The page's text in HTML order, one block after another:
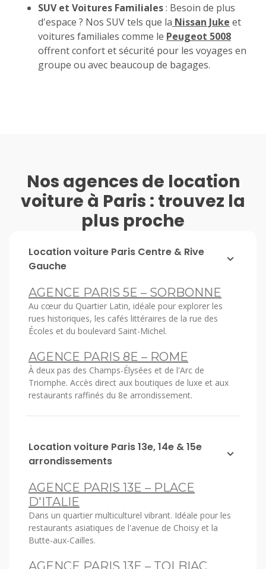
SUV et Voitures Familiales: Besoin de plus
d'espace ? Nos SUV tels que la Nissan Juke et
voitures familiales comme le Peugeot 5008
offrent confort et sécurité pour les voyages en
groupe ou avec beaucoup de bagages.
Nos agences de location
voiture à Paris : trouvez la
plus proche
Location voiture Paris Centre & Rive
Gauche
AGENCE PARIS 5E – SORBONNE
Au cœur du Quartier Latin, idéale pour explorer les
rues historiques, les cafés littéraires de la rue des
Écoles et du boulevard Saint-Michel.
AGENCE PARIS 8E – ROME
À deux pas des Champs-Élysées et de l'Arc de
Triomphe. Accès direct aux boutiques de luxe et aux
restaurants raffinés du 8e arrondissement.
Location voiture Paris 13e, 14e & 15e
arrondissements
AGENCE PARIS 13E – PLACE
D'ITALIE
Dans un quartier multiculturel vibrant. Idéale pour les
restaurants asiatiques de l'avenue de Choisy et la
Butte-aux-Cailles.
AGENCE PARIS 13E – TOLBIAC